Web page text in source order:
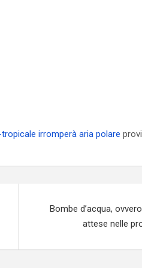
irromperà aria polare
Bombe d’acqua,
attese nelle